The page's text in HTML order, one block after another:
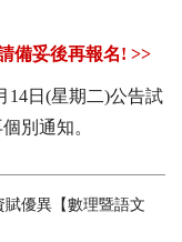
備妥後再報名! >>
14日(星期二)公告試
別通知。
優異【數理暨語文